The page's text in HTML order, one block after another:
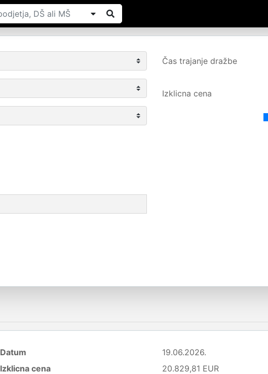
Čas trajanje dražbe
Izklicna cena
Datum
19.06.2026.
Izklicna cena
20.829,81 EUR